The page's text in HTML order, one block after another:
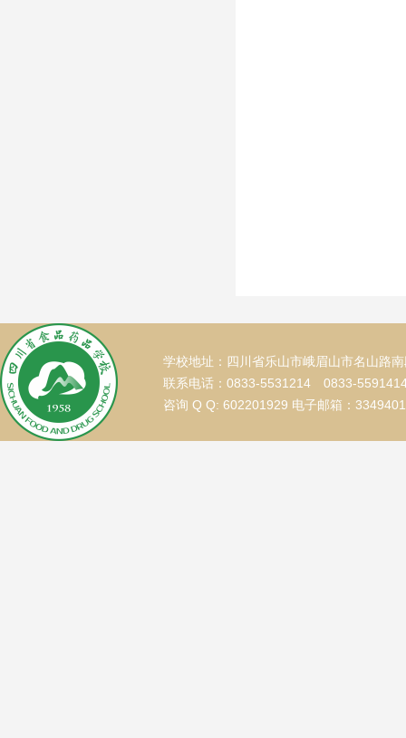
学校地址：四川省乐山市峨眉山市名山路
联系电话：0833-5531214 0833-
咨询 Q Q: 602201929 电子邮箱：